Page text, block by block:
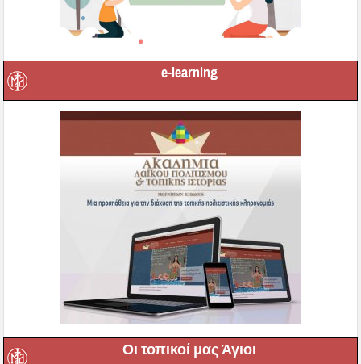
e-learning
Οι τοπικοί μας Άγιοι